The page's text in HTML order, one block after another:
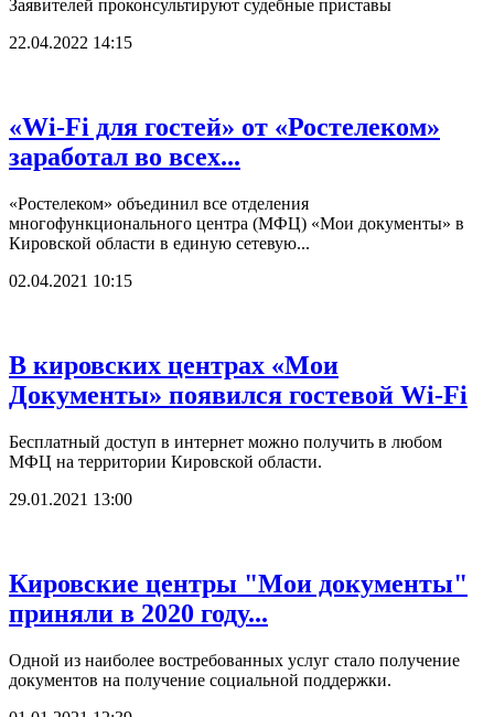
Заявителей проконсультируют судебные приставы
22.04.2022 14:15
«Wi-Fi для гостей» от «Ростелеком»
заработал во всех...
«Ростелеком» объединил все отделения
многофункционального центра (МФЦ) «Мои документы» в
Кировской области в единую сетевую...
02.04.2021 10:15
В кировских центрах «Мои
Документы» появился гостевой Wi-Fi
Бесплатный доступ в интернет можно получить в любом
МФЦ на территории Кировской области.
29.01.2021 13:00
Кировские центры "Мои документы"
приняли в 2020 году...
Одной из наиболее востребованных услуг стало получение
документов на получение социальной поддержки.